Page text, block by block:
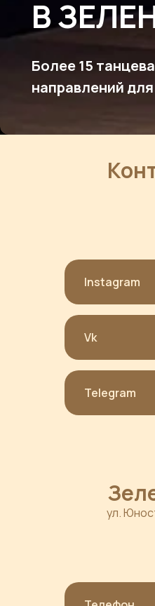
Более 15
Instagram
Vk
Telegram
ул.